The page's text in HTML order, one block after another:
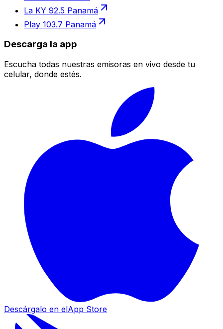
La KY 92.5 Panamá
Play 103.7 Panamá
Descarga la app
Escucha todas nuestras emisoras en vivo desde tu
celular, donde estés.
Descárgalo en elApp Store